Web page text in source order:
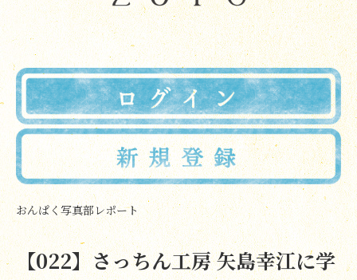
おんぱく写真部レポート
【022】さっちん工房 矢島幸江に学